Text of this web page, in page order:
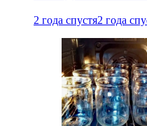
2 года спустя2 года